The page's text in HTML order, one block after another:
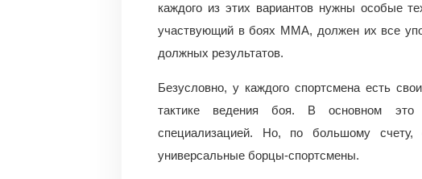
каждого из этих вариантов нужны особые
участвующий в боях ММА, должен их все
должных результатов.
Безусловно, у каждого спортсмена есть
тактике ведения боя. В основном
специализацией. Но, по большому
универсальные борцы-спортсмены.